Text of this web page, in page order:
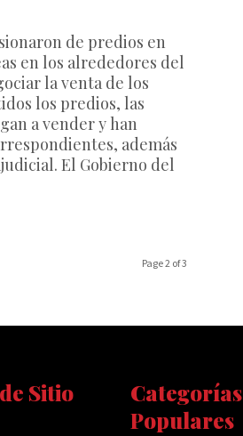
de predios en
en los alrededores del
la venta de los
los predios, las
a vender y han
además
El Gobierno del
Page 2 of 3
Sitio
Categorías
Populares